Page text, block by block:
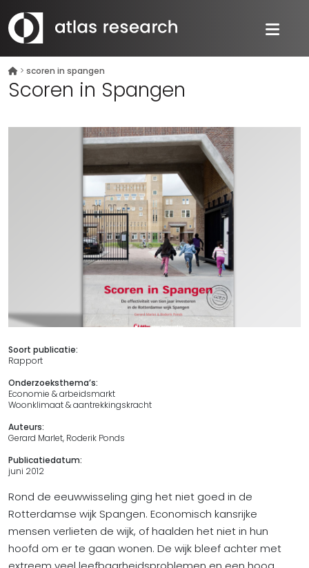
> scoren in spangen
Scoren in Spangen
Soort publicatie:
Rapport
Onderzoeksthema’s:
Economie & arbeidsmarkt
Woonklimaat & aantrekkingskracht
Auteurs:
Gerard Marlet, Roderik Ponds
Publicatiedatum:
juni 2012
Rond de eeuwwisseling ging het niet goed in de
Rotterdamse wijk Spangen. Economisch kansrijke
mensen verlieten de wijk, of haalden het niet in hun
hoofd om er te gaan wonen. De wijk bleef achter met